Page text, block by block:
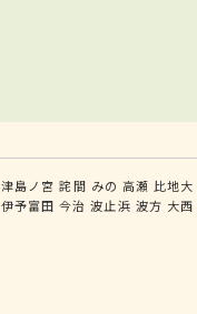
津島ノ宮 詫間 みの 高瀬 比地大
伊予富田 今治 波止浜 波方 大西